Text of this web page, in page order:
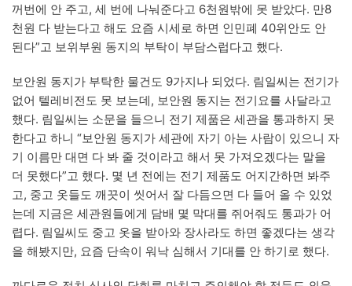
꺼번에 안 주고, 세 번에 나눠준다고 6천원밖에 못 받았다. 만8
천원 다 받는다고 해도 요즘 시세로 하면 인민폐 40위안도 안
된다”고 보위부원 동지의 부탁이 부담스럽다고 했다.
보안원 동지가 부탁한 물건도 9가지나 되었다. 림일씨는 전기가
없어 텔레비전도 못 보는데, 보안원 동지는 전기요를 사달라고
했다. 림일씨는 소문을 들으니 전기 제품은 세관을 통과하지 못
한다고 하니 “보안원 동지가 세관에 자기 아는 사람이 있으니 자
기 이름만 대면 다 봐 줄 것이라고 해서 못 가져오겠다는 말을
더 못했다”고 했다. 몇 년 전에는 전기 제품도 어지간하면 봐주
고, 중고 옷들도 깨끗이 씻어서 잘 다듬으면 다 들어 올 수 있었
는데 지금은 세관원들에게 담배 몇 막대를 쥐어줘도 통과가 어
렵다. 림일씨도 중고 옷을 받아와 장사라도 하면 좋겠다는 생각
을 해봤지만, 요즘 단속이 워낙 심해서 기대를 안 하기로 했다.